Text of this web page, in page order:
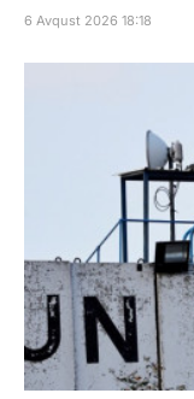
6 Avqust 2026 18:18